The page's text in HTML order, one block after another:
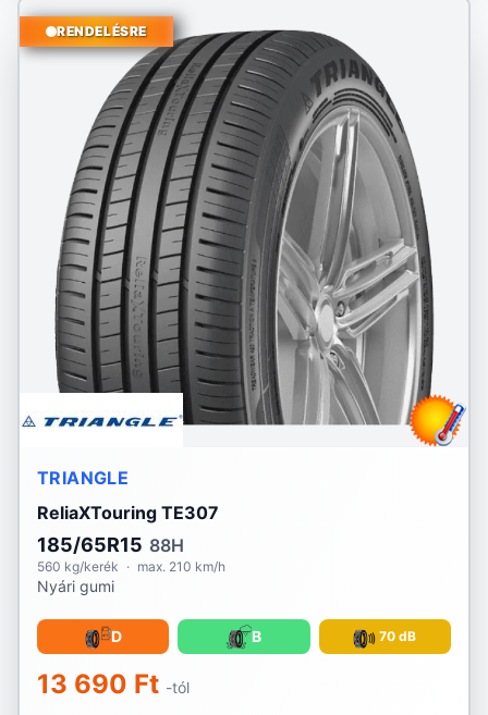
Tristar
Uniroyal
Viking
Voyager
Vredestein
Waterfall
Westlake
Yokohama
RENDELÉSRE
TRIANGLE
ReliaXTouring TE307
185/65R15 88H
560 kg/kerék · max. 210 km/h
Nyári gumi
D B 70 dB
13 690 Ft -tól